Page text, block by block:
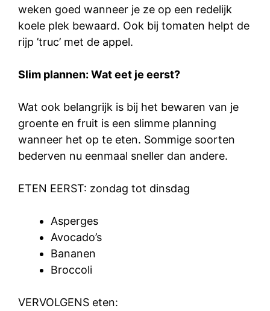
weken goed wanneer je ze op een redelijk
koele plek bewaard. Ook bij tomaten helpt de
rijp ’truc’ met de appel.
Slim plannen: Wat eet je eerst?
Wat ook belangrijk is bij het bewaren van je
groente en fruit is een slimme planning
wanneer het op te eten. Sommige soorten
bederven nu eenmaal sneller dan andere.
ETEN EERST: zondag tot dinsdag
Asperges
Avocado’s
Bananen
Broccoli
VERVOLGENS eten: